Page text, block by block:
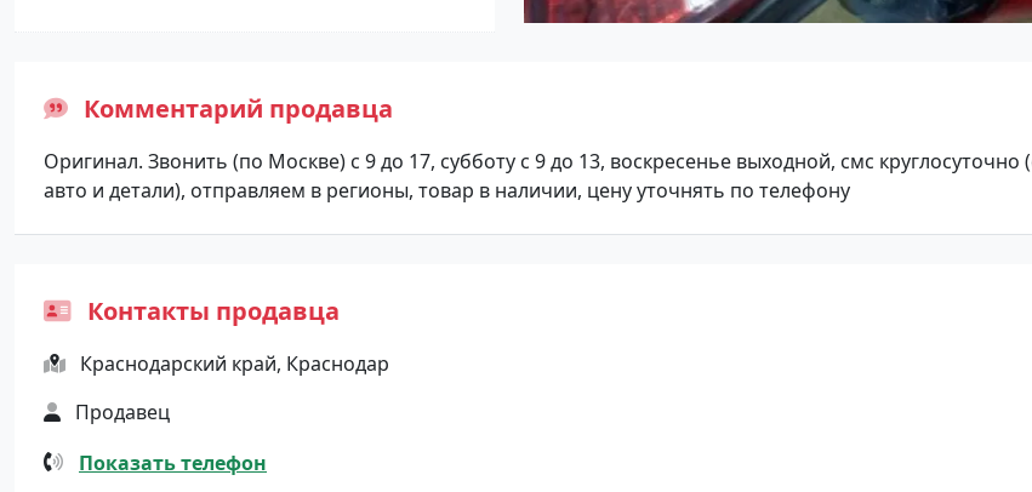
Комментарий продавца
Оригинал. Звонить (по Москве) с 9 до 17, субботу с 9 до 13, воскресенье выходной, смс круглосуточно
авто и детали), отправляем в регионы, товар в наличии, цену уточнять по телефону
Контакты продавца
Краснодарский край, Краснодар
Продавец
Показать телефон